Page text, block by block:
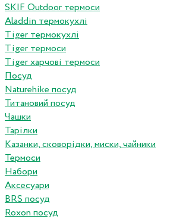
SKIF Outdoor термоси
Aladdin термокухлі
Tiger термокухлі
Tiger термоси
Tiger харчові термоси
Посуд
Naturehike посуд
Титановий посуд
Чашки
Тарілки
Казанки, сковорідки, миски, чайники
Термоси
Набори
Аксесуари
BRS посуд
Roxon посуд